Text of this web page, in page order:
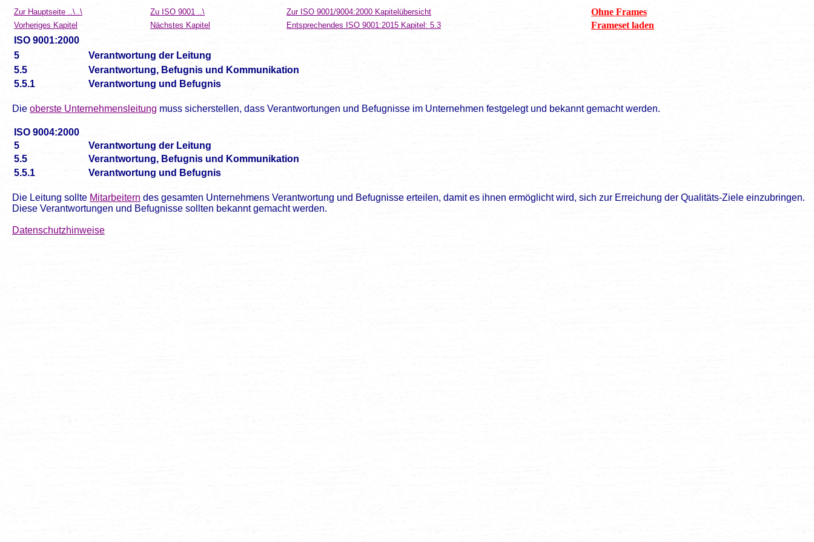
Zur Hauptseite ..\..\ Zu ISO 9001 ..\ Zur ISO 9001/9004:2000 Kapitelübersicht Ohne Frames
Vorheriges Kapitel Nächstes Kapitel Entsprechendes ISO 9001:2015 Kapitel: 5.3
Frameset laden
ISO 9001:2000
5
Verantwortung der Leitung
5.5
Verantwortung, Befugnis und Kommunikation
5.5.1
Verantwortung und Befugnis
Die oberste Unternehmensleitung muss sicherstellen, dass Verantwortungen und Befugnisse im Unternehmen festgelegt und bekannt gemacht werden.
ISO 9004:2000
5
Verantwortung der Leitung
5.5
Verantwortung, Befugnis und Kommunikation
5.5.1
Verantwortung und Befugnis
Die Leitung sollte Mitarbeitern des gesamten Unternehmens Verantwortung und Befugnisse erteilen, damit es ihnen ermöglicht wird, sich zur Erreichung der Qualitäts-Ziele einzubringen.
Diese Verantwortungen und Befugnisse sollten bekannt gemacht werden.
Datenschutzhinweise